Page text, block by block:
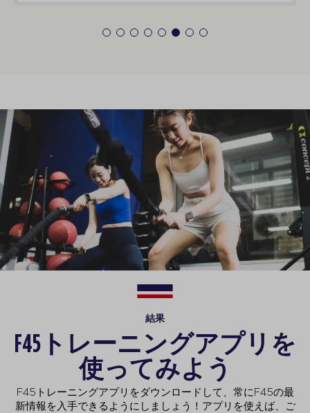
結果
F45トレーニングアプリを
使ってみよう
F45トレーニングアプリをダウンロードして、常にF45の最
新情報を入手できるようにしましょう！アプリを使えば、ご